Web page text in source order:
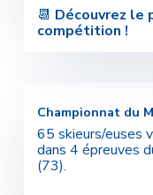
📆 Découvrez le
compétition !
Championnat du
65 skieurs/euses
dans 4 épreuves
(73).